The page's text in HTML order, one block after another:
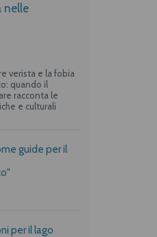
nelle
verista e la fobia
quando il
racconta le
e culturali
guide per il
per il lago